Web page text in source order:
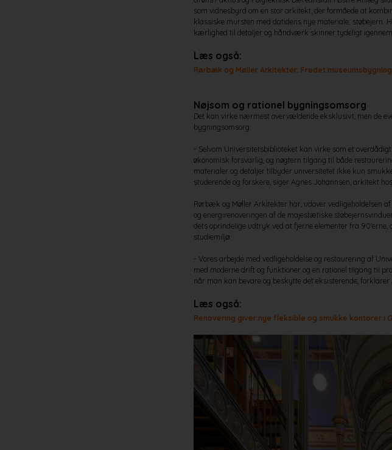
som vidnesbyrd om en stor arkitekt, der formåede at
klassiske mursten med datidens nye materiale; støbejern.
kærlighed til detaljer og håndværk skinner tydeligt
Læs også:
Rørbæk og Møller Arkitekter: Fredet
Nøjsom og rationel bygningsomsorg
Det kan virke nærmest overvældende eksklusivt, men de
bygningsomsorg:
- Selvom Universitetsbiblioteket kan virke som et
økonomisk forsvarlig, og nøgtern tilgang til både
materialer og detaljer tilbyder universitetet ikke kun
studerende og forskere, siger Agnes Johannsen, arkitekt
Rørbæk og Møller Arkitekter har, udover vedligeholdelsen
og energirenoveringen af de majestætiske
dets oprindelige udtryk ved at fjerne elementer fra
studiemiljø.
- Vores arbejde med vedligeholdelse og restaurering af
med moderne drift og funktioner og en rationel tilgang til
når man kan bevare og beskytte det eksisterende, forklarer
Læs også:
Renovering giver nye fleksible og smukke kontorer i